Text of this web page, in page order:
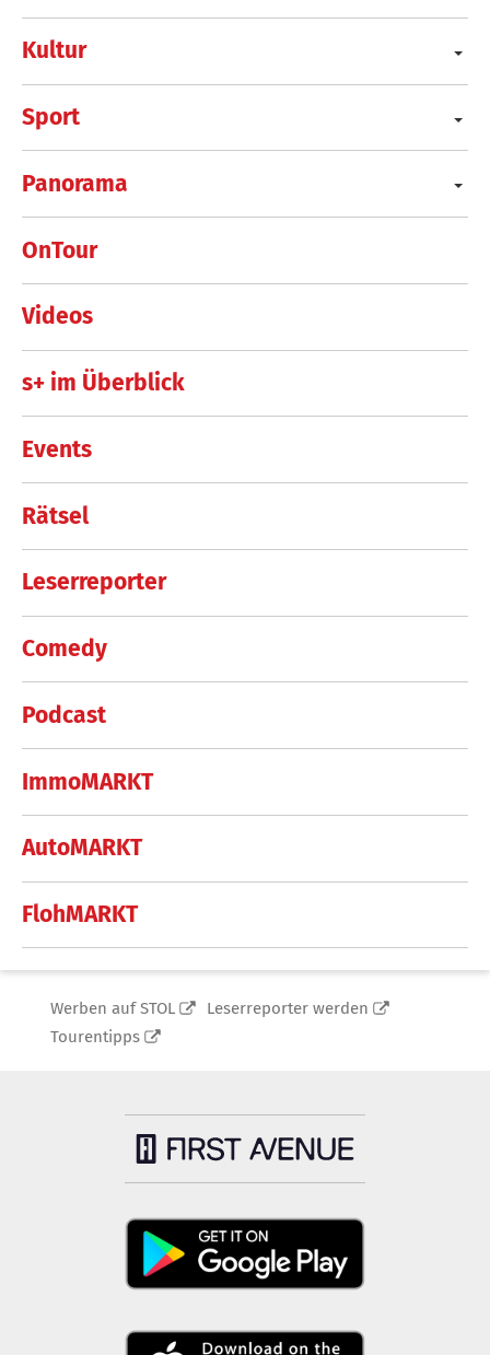
Kultur
Sport
Panorama
OnTour
Videos
s+ im Überblick
Events
Rätsel
Leserreporter
Comedy
Podcast
ImmoMARKT
AutoMARKT
FlohMARKT
Werben auf STOL
Leserreporter werden
Tourentipps